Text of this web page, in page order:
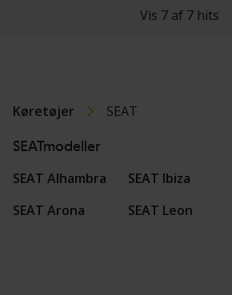
Vis 7 af 7 hits
Køretøjer SEAT
SEATmodeller
SEAT Alhambra
SEAT Arona
SEAT Ibiza
SEAT Leon